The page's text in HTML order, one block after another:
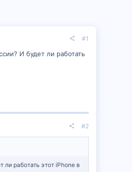
#1
И будет ли работать
#2
работать этот iPhone в